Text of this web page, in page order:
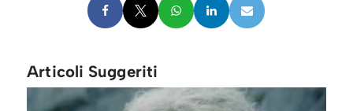
Articoli Suggeriti